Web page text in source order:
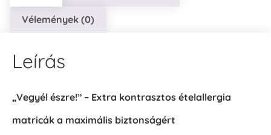
Vélemények (0)
Leírás
„Vegyél észre!” – Extra kontrasztos ételallergia
matricák a maximális biztonságért